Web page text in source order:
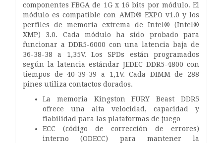
componentes FBGA de 1G x 16 bits por módulo. El
módulo es compatible con AMD® EXPO v1.0 y los
perfiles de memoria extrema de Intel® (Intel®
XMP) 3.0. Cada módulo ha sido probado para
funcionar a DDR5-6000 con una latencia baja de
36-38-38 a 1,35V. Los SPDs están programados
según la latencia estándar JEDEC DDR5-4800 con
tiempos de 40-39-39 a 1,1V. Cada DIMM de 288
pines utiliza contactos dorados.
La memoria Kingston FURY Beast DDR5
ofrece una alta velocidad, capacidad y
fiabilidad para las plataformas de juego
ECC (código de corrección de errores)
interno (ODECC) para mantener la